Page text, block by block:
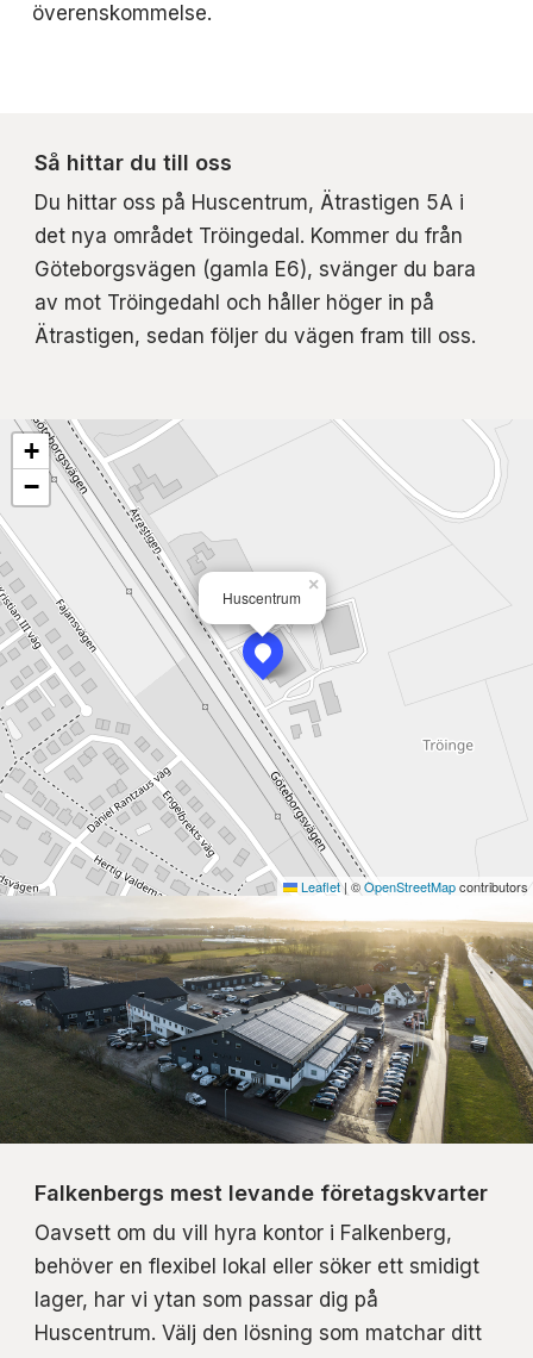
överenskommelse.
Så hittar du till oss
Du hittar oss på Huscentrum, Ätrastigen 5A i
det nya området Tröingedal. Kommer du från
Göteborgsvägen (gamla E6), svänger du bara
av mot Tröingedahl och håller höger in på
Ätrastigen, sedan följer du vägen fram till oss.
Huscentrum
×
+
−
Leaflet| ©OpenStreetMapcontributors
Falkenbergs mest levande företagskvarter
Oavsett om du vill hyra kontor i Falkenberg,
behöver en flexibel lokal eller söker ett smidigt
lager, har vi ytan som passar dig på
Huscentrum. Välj den lösning som matchar ditt